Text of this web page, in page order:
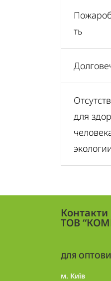
ть
для
Контакти
ТОВ
ДЛЯ
м. Київ